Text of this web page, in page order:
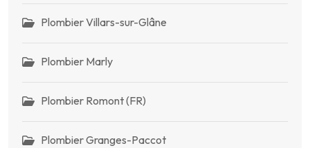
Plombier Villars-sur-Glâne
Plombier Marly
Plombier Romont (FR)
Plombier Granges-Paccot